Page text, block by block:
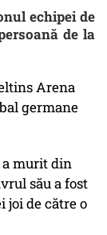
echipei de
de la
Arena
germane
a murit din
său a fost
joi de către o